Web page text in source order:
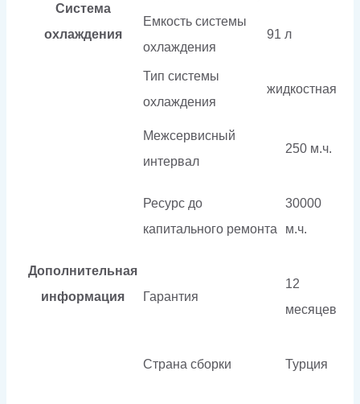
Система
охлаждения
Емкость системы
охлаждения
91 л
Тип системы
охлаждения
жидкостная
Дополнительная
информация
Межсервисный
интервал
250 м.ч.
Ресурс до
капитального ремонта
30000
м.ч.
Гарантия
12
месяцев
Страна сборки Турция